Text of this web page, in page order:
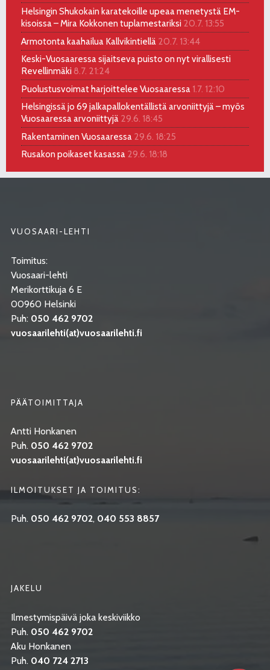
Helsingin Shukokain karatekoille upeaa menetystä EM-
kisoissa – Mira Kokkonen tuplamestariksi 20.7. 13:55
Armotonta kaahailua Kallvikintiellä 20.7. 13:44
Keski-Vuosaaressa sijaitseva puisto on nyt virallisesti
Revellinmäki 8.7. 21:24
Puolustusvoimat harjoittelee Vuosaaressa 1.7. 12:10
Helsingissä jo 69 jalkapallokentällistä arvoniittyjä – myös
Vuosaaressa arvoniittyjä 29.6. 18:45
Rakentaminen Vuosaaressa 29.6. 18:25
Rusakon poikaset kasassa 29.6. 18:18
VUOSAARI-LEHTI
Toimitus:
Vuosaari-lehti
Merikorttikuja 6 E
00960 Helsinki
Puh: 050 462 9702
vuosaarilehti(at)vuosaarilehti.fi
PÄÄTOIMITTAJA
Antti Honkanen
Puh. 050 462 9702
vuosaarilehti(at)vuosaarilehti.fi
ILMOITUKSET JA TOIMITUS:
Puh. 050 462 9702, 040 553 8857
JAKELU
Ilmestymispäivä joka keskiviikko
Puh. 050 462 9702
Aku Honkanen
Puh. 040 724 2713